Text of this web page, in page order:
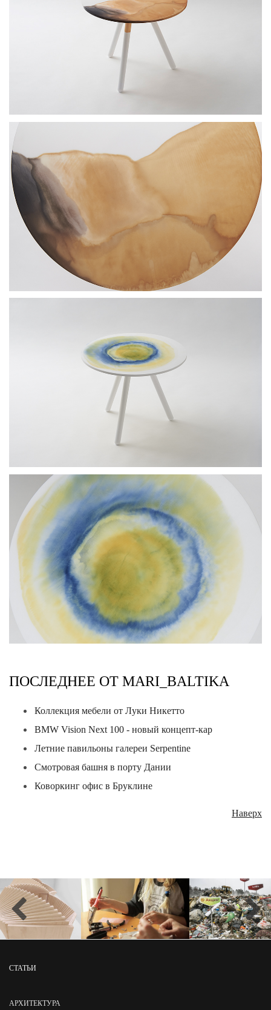
ПОСЛЕДНЕЕ ОТ MARI_BALTIKA
Коллекция мебели от Луки Никетто
BMW Vision Next 100 - новый концепт-кар
Летние павильоны галереи Serpentine
Смотровая башня в порту Дании
Коворкинг офис в Бруклине
Наверх
СТАТЬИ
АРХИТЕКТУРА